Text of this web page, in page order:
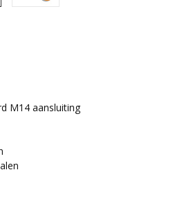
M14 aansluiting